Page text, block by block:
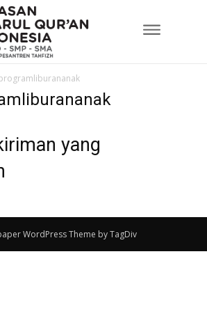
yang
WordPress Theme by TagDiv